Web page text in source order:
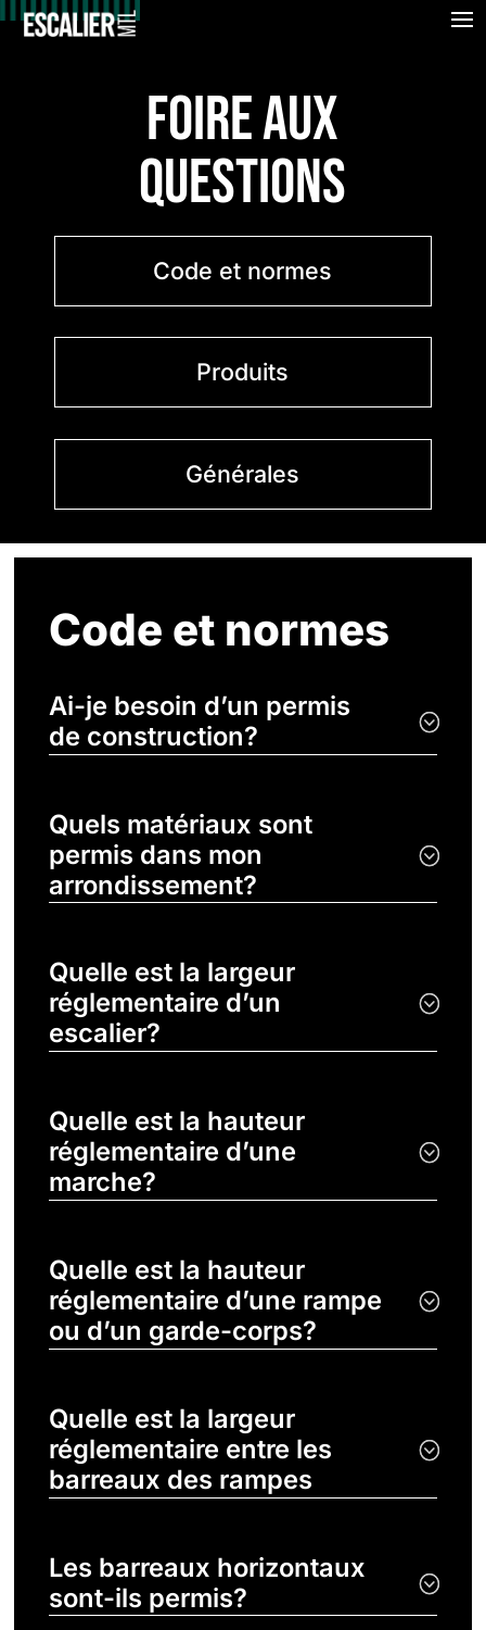
FOIRE AUX
QUESTIONS
Code et normes
Produits
Générales
Code et normes
Ai-je besoin d’un permis
de construction?
Quels matériaux sont
permis dans mon
arrondissement?
Quelle est la largeur
réglementaire d’un
escalier?
Quelle est la hauteur
réglementaire d’une
marche?
Quelle est la hauteur
réglementaire d’une rampe
ou d’un garde-corps?
Quelle est la largeur
réglementaire entre les
barreaux des rampes
Les barreaux horizontaux
sont-ils permis?